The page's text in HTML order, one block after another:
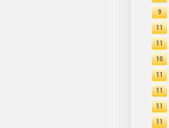
9
11
11
10
11
11
11
11